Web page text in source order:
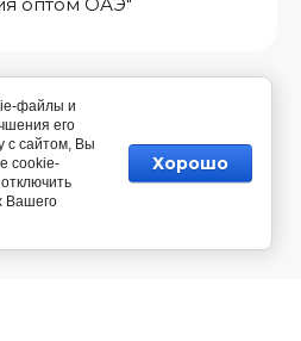
косметики
файлы и
его
с сайтом, Вы
cookie-
Вашего
Хорошо